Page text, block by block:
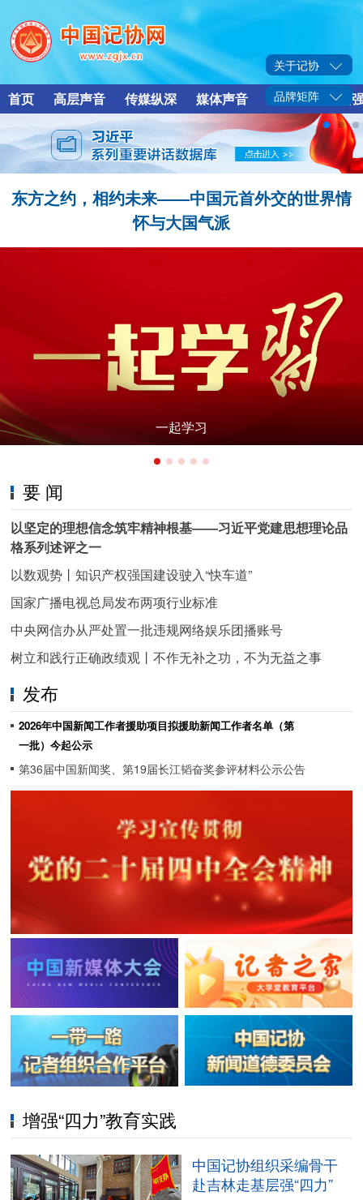
关于记协
品牌矩阵
首页 高层声音 传媒纵深 媒体声音 传媒人物 增
东方之约，相约未来——中国元首外交的世界情
怀与大国气派
一起学习
要 闻
以坚定的理想信念筑牢精神根基——习近平党建思想理论品
格系列述评之一
以数观势丨知识产权强国建设驶入“快车道”
国家广播电视总局发布两项行业标准
中央网信办从严处置一批违规网络娱乐团播账号
树立和践行正确政绩观丨不作无补之功，不为无益之事
发布
2026年中国新闻工作者援助项目拟援助新闻工作者名单（第
一批）今起公示
第36届中国新闻奖、第19届长江韬奋奖参评材料公示公告
增强“四力”教育实践
中国记协组织采编骨干
赴吉林走基层强“四力”